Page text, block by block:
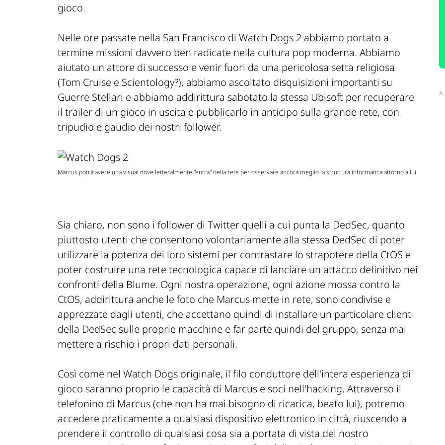
gioco.
Nelle ore passate nella San Francisco di Watch Dogs 2 abbiamo portato a
termine missioni davvero ben radicate nella cultura pop moderna. Abbiamo
aiutato un attore di successo e venir fuori da una pericolosa setta religiosa
(Tom Cruise e Scientology?), abbiamo ascoltato disquisizioni importanti su
Guerre Stellari e abbiamo addirittura sabotato la stessa Ubisoft per recuperare
il trailer di un gioco in uscita e pubblicarlo in anticipo sulla grande rete, con
tripudio e gaudio dei nostri follower.
Marcus potrà avere una visual dove letteralmente "entra" nella rete per osservare ancora meglio la struttura informatica attorno a lui
Sia chiaro, non sono i follower di Twitter quelli a cui punta la DedSec, quanto
piuttosto utenti che consentono volontariamente alla stessa DedSec di poter
utilizzare la potenza dei loro sistemi per contrastare lo strapotere della CtOS e
poter costruire una rete tecnologica capace di lanciare un attacco definitivo nei
confronti della Blume. Ogni nostra operazione, ogni azione mossa contro la
CtOS, addirittura anche le foto che Marcus mette in rete, sono condivise e
apprezzate dagli utenti, che accettano quindi di installare un particolare client
della DedSec sulle proprie macchine e far parte quindi del gruppo, senza mai
mettere a rischio i propri dati personali.
Così come nel Watch Dogs originale, il filo conduttore dell'intera esperienza di
gioco saranno proprio le capacità di Marcus e soci nell'hacking. Attraverso il
telefonino di Marcus (che non ha mai bisogno di ricarica, beato lui), potremo
accedere praticamente a qualsiasi dispositivo elettronico in città, riuscendo a
prendere il controllo di qualsiasi cosa sia a portata di vista del nostro